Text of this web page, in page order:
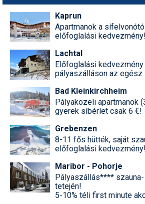
Kaprun
Apartmanok a
előfoglalási kedvezmény!
Lachtal
Előfoglalási
pályaszálláson az
Bad Kleinkirchheim
Pályaközeli apartmanok
gyerek síbérlet csak 6 €!
Grebenzen
8-11 fős hütték, saját
előfoglalási kedvezmény!
Maribor - Pohorje
Pályaszállás****
tetején!
5-10% téli first minute